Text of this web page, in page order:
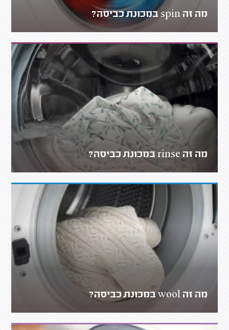
מה זה spin במכונת כביסה?
מה זה rinse במכונת כביסה?
מה זה wool במכונת כביסה?